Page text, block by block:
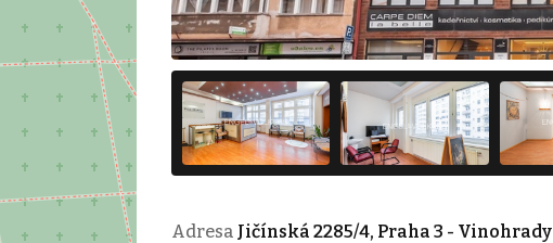
Adresa Jičínská 2285/4, Praha 3 - Vinohrady